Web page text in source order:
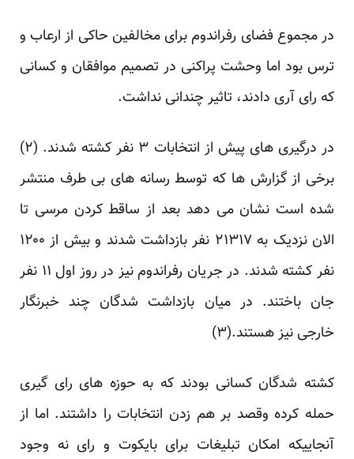
در مجموع فضای رفراندوم برای مخالفین حاکی از ارعاب و
ترس بود اما وحشت پراکنی در تصمیم موافقان و کسانی
که رای آری دادند، تاثیر چندانی نداشت.
در درگیری های پیش از انتخابات ۳ نفر کشته شدند. ( ۲)
برخی از گزارش ها که توسط رسانه های بی طرف منتشر
شده است نشان می دهد بعد از ساقط کردن مرسی تا
الان نزدیک به ۲۱۳۱۷ نفر بازداشت شدند و بیش از ۱۲۰۰
نفر کشته شدند. در جریان رفراندوم نیز در روز اول ۱۱ نفر
جان باختند. در میان بازداشت شدگان چند خبرنگار
خارجی نیز هستند.(۳)
کشته شدگان کسانی بودند که به حوزه های رای گیری
حمله کرده وقصد بر هم زدن انتخابات را داشتند. اما از
آنجاییکه امکان تبلیغات برای بایکوت و رای نه وجود